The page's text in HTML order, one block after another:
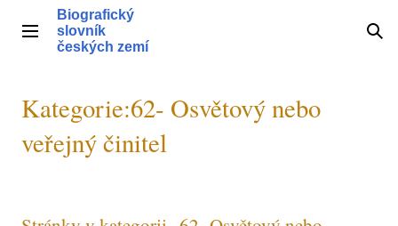
obsahHlavní menu
Biografický
slovník
českých zemí
Kategorie:62- Osvětový nebo
veřejný činitel